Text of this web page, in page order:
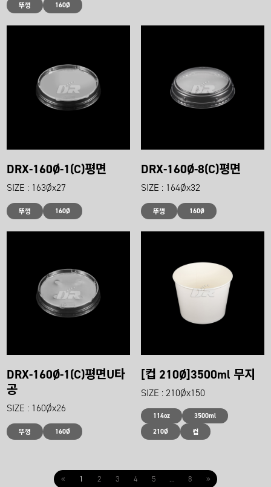
뚜껑 160Ø
DRX-160Ø-1(C)평면
SIZE : 163Øx27
뚜껑 160Ø
DRX-160Ø-8(C)평면
SIZE : 164Øx32
뚜껑 160Ø
DRX-160Ø-1(C)평면U타
공
SIZE : 160Øx26
뚜껑 160Ø
[컵 210Ø]3500ml 무지
SIZE : 210Øx150
114oz
3500ml
210Ø
컵
« 1 2 3 4 5 ... 8 »